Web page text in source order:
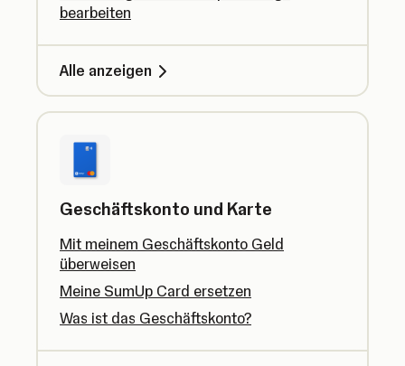
bearbeiten
Alle anzeigen
Geschäftskonto und Karte
Mit meinem Geschäftskonto Geld
überweisen
Meine SumUp Card ersetzen
Was ist das Geschäftskonto?